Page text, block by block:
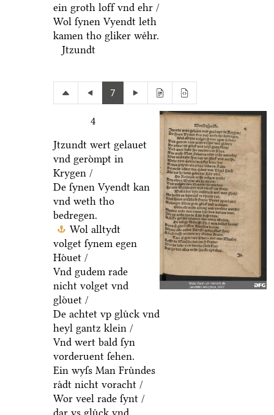
ein groth loff vnd ehr /
Wol ſynen Vyendt leth
kamen tho gliker weͤhr.
Jtzundt
7
4
Jtzundt wert gelauet
vnd geroͤmpt in
Krygen /
De ſynen Vyendt kan
vnd weth tho
bedregen.
Wol alltydt
volget ſynem egen
Hoͤuet /
Vnd gudem rade
nicht volget vnd
gloͤuet /
De achtet vp gluͤck vnd
heyl gantz klein /
Vnd wert bald ſyn
vorderuent ſehen.
Ein wyſs Man Fruͤndes
raͤdt nicht voracht /
Wor veel rade ſynt /
dar ys gluͤck vnd